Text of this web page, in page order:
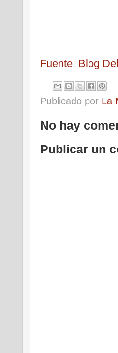
Fuente: Blog
Publicado por La
No hay
Publicar un